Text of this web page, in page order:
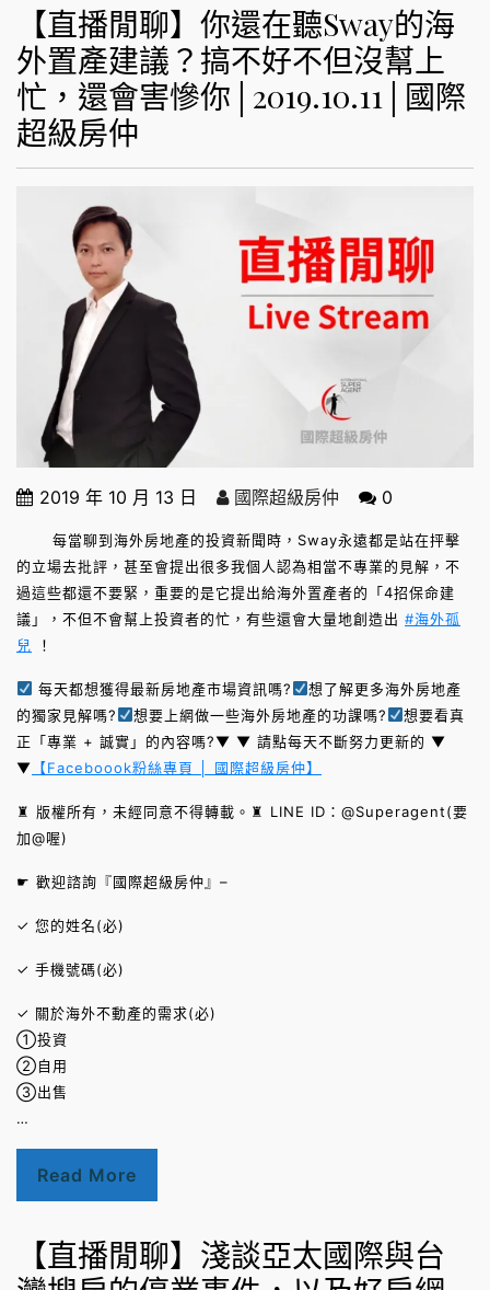
【直播閒聊】你還在聽Sway的海
外置產建議？搞不好不但沒幫上
忙，還會害慘你│2019.10.11│國際
超級房仲
2019 年 10 月 13 日 國際超級房仲 0
每當聊到海外房地產的投資新聞時，Sway永遠都是站在抨擊
的立場去批評，甚至會提出很多我個人認為相當不專業的見解，不
過這些都還不要緊，重要的是它提出給海外置產者的「4招保命建
議」，不但不會幫上投資者的忙，有些還會大量地創造出 #海外孤
兒
！
每天都想獲得最新房地產市場資訊嗎?
想了解更多海外房地產
的獨家見解嗎?
想要上網做一些海外房地產的功課嗎?
想要看真
正「專業 + 誠實」的內容嗎?▼ ▼ 請點每天不斷努力更新的 ▼
▼ 【Faceboook粉絲專頁 │ 國際超級房仲】
♜ 版權所有，未經同意不得轉載。♜ LINE ID：@Superagent(要
加@喔)
☛ 歡迎諮詢『國際超級房仲』–
✓ 您的姓名(必)
✓ 手機號碼(必)
✓ 關於海外不動產的需求(必)
①投資
②自用
③出售
…
Read More
【直播閒聊】淺談亞太國際與台